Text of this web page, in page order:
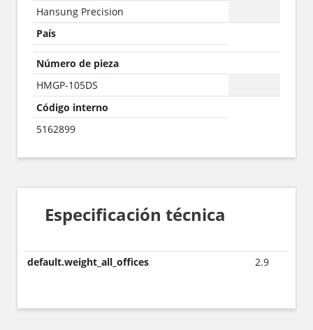
Hansung Precision
País
Número de pieza
HMGP-105DS
Código interno
5162899
Especificación técnica
default.weight_all_offices 2.9